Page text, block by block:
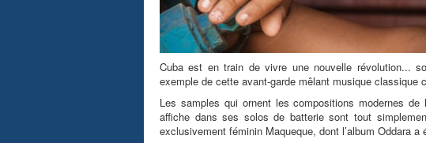
Cuba est en train de vivre une nouvelle révolution...
exemple de cette avant-garde mêlant musique
Les samples qui ornent les compositions modernes
affiche dans ses solos de batterie sont tout
exclusivement féminin Maqueque, dont l’album Oddara